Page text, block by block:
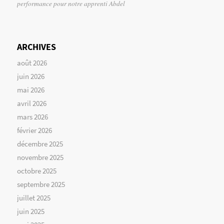
performance pour notre apprenti Abdel
ARCHIVES
août 2026
juin 2026
mai 2026
avril 2026
mars 2026
février 2026
décembre 2025
novembre 2025
octobre 2025
septembre 2025
juillet 2025
juin 2025